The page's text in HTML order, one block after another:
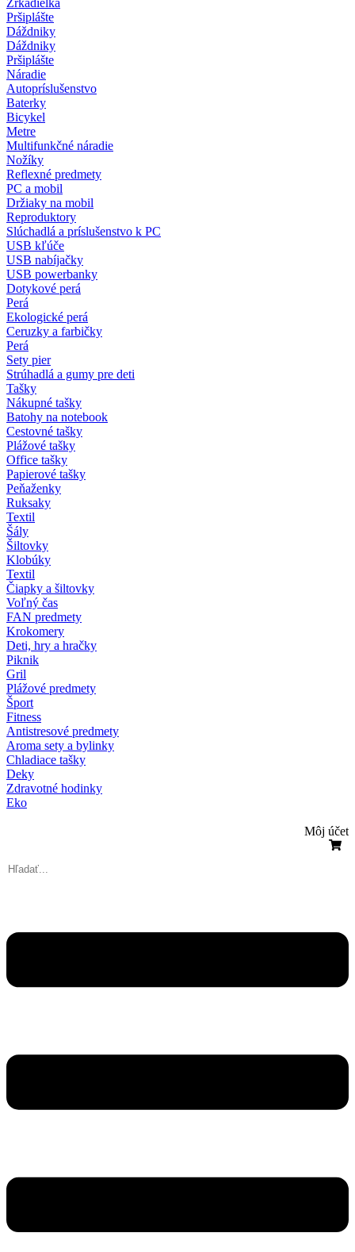
Zrkadielka
Pršiplášte
Dáždniky
Dáždniky
Pršiplášte
Náradie
Autopríslušenstvo
Baterky
Bicykel
Metre
Multifunkčné náradie
Nožíky
Reflexné predmety
PC a mobil
Držiaky na mobil
Reproduktory
Slúchadlá a príslušenstvo k PC
USB kľúče
USB nabíjačky
USB powerbanky
Dotykové perá
Perá
Ekologické perá
Ceruzky a farbičky
Perá
Sety pier
Strúhadlá a gumy pre deti
Tašky
Nákupné tašky
Batohy na notebook
Cestovné tašky
Plážové tašky
Office tašky
Papierové tašky
Peňaženky
Ruksaky
Textil
Šály
Šiltovky
Klobúky
Textil
Čiapky a šiltovky
Voľný čas
FAN predmety
Krokomery
Deti, hry a hračky
Piknik
Gril
Plážové predmety
Šport
Fitness
Antistresové predmety
Aroma sety a bylinky
Chladiace tašky
Deky
Zdravotné hodinky
Eko
Môj účet